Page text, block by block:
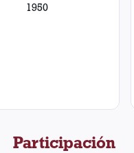
1950
Participación